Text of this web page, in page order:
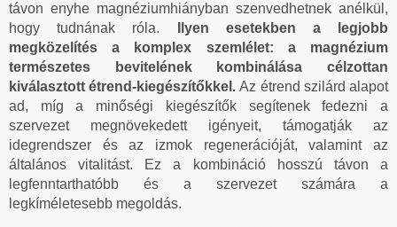
távon enyhe magnéziumhiányban szenvedhetnek anélkül,
hogy tudnának róla.
Ilyen esetekben a legjobb
megközelítés a komplex szemlélet: a magnézium
természetes bevitelének kombinálása célzottan
kiválasztott étrend-kiegészítőkkel.Az étrend szilárd alapot
ad, míg a minőségi kiegészítők segítenek fedezni a
szervezet megnövekedett igényeit, támogatják az
idegrendszer és az izmok regenerációját, valamint az
általános vitalitást. Ez a kombináció hosszú távon a
legfenntarthatóbb és a szervezet számára a
legkíméletesebb megoldás.